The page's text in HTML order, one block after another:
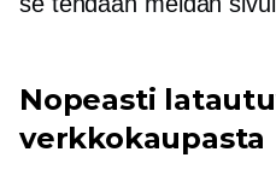
Nopeasti
verkkokaupasta